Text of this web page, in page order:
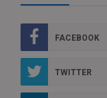
FACEBOOK
TWITTER